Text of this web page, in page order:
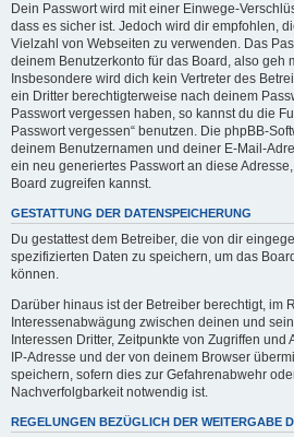
Dein Passwort wird mit einer Einwege-
dass es sicher ist. Jedoch wird dir empfohlen,
Vielzahl von Webseiten zu verwenden. Das
deinem Benutzerkonto für das Board, also geh
Insbesondere wird dich kein Vertreter des
ein Dritter berechtigterweise nach deinem
Passwort vergessen haben, so kannst du die
Passwort vergessen“ benutzen. Die phpBB-
deinem Benutzernamen und deiner E-Mail-
ein neu generiertes Passwort an diese
Board zugreifen kannst.
GESTATTUNG DER DATENSPEICHERUNG
Du gestattest dem Betreiber, die von dir
spezifizierten Daten zu speichern, um das
können.
Darüber hinaus ist der Betreiber berechtigt, im
Interessenabwägung zwischen deinen und
Interessen Dritter, Zeitpunkte von Zugriffen und
IP-Adresse und der von deinem Browser
speichern, sofern dies zur Gefahrenabwehr
Nachverfolgbarkeit notwendig ist.
REGELUNGEN BEZÜGLICH DER WEITERGABE